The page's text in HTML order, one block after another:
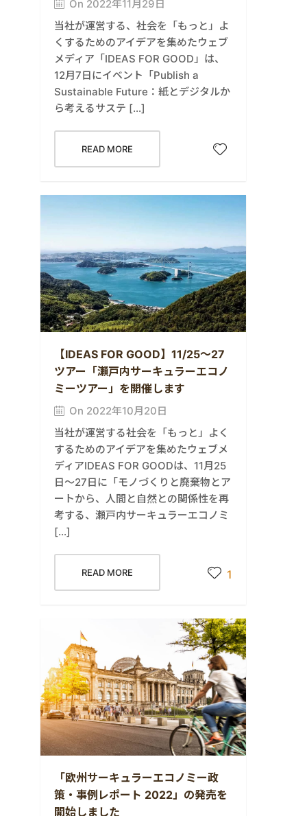
On 2022年11月29日
当社が運営する、社会を「もっと」よ
くするためのアイデアを集めたウェブ
メディア「IDEAS FOR GOOD」は、
12月7日にイベント「Publish a
Sustainable Future：紙とデジタルか
ら考えるサステ […]
READ MORE
【IDEAS FOR GOOD】11/25～27
ツアー「瀬戸内サーキュラーエコノ
ミーツアー」を開催します
On 2022年10月20日
当社が運営する社会を「もっと」よく
するためのアイデアを集めたウェブメ
ディアIDEAS FOR GOODは、11月25
日～27日に「モノづくりと廃棄物とア
ートから、人間と自然との関係性を再
考する、瀬戸内サーキュラーエコノミ
[…]
READ MORE 1
「欧州サーキュラーエコノミー政
策・事例レポート 2022」の発売を
開始しました